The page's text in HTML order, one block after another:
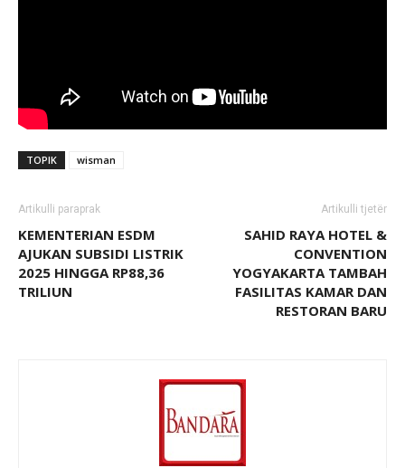
TOPIK wisman
Artikulli paraprak
KEMENTERIAN ESDM
AJUKAN SUBSIDI LISTRIK
2025 HINGGA RP88,36
TRILIUN
Artikulli tjetër
SAHID RAYA HOTEL &
CONVENTION
YOGYAKARTA TAMBAH
FASILITAS KAMAR DAN
RESTORAN BARU